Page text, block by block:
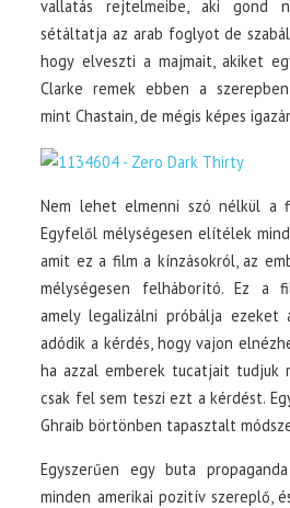
vallatás rejtelmeibe, aki gond
sétáltatja az arab foglyot de
hogy elveszti a majmait, akiket
Clarke remek ebben a
mint Chastain, de mégis képes
Nem lehet elmenni szó nélkül a
Egyfelől mélységesen elítélek
amit ez a film a kínzásokról, az
mélységesen felháborító. Ez a
amely legalizálni próbálja ezeket
adódik a kérdés, hogy vajon
ha azzal emberek tucatjait tudjuk
csak fel sem teszi ezt a kérdést.
Ghraib börtönben tapasztalt
Egyszerűen egy buta
minden amerikai pozitív szereplő,